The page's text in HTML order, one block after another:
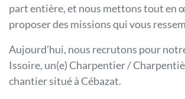
part entière, et nous mettons tout en
proposer des missions qui vous
Aujourd’hui, nous recrutons pour
Issoire, un(e) Charpentier /
chantier situé à Cébazat.